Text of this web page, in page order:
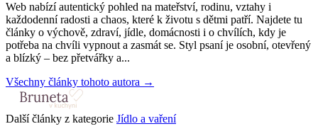
Web nabízí autentický pohled na mateřství, rodinu, vztahy i
každodenní radosti a chaos, které k životu s dětmi patří. Najdete tu
články o výchově, zdraví, jídle, domácnosti i o chvílích, kdy je
potřeba na chvíli vypnout a zasmát se. Styl psaní je osobní, otevřený
a blízký – bez přetvářky a...
Všechny články tohoto autora →
Další články z kategorie Jídlo a vaření